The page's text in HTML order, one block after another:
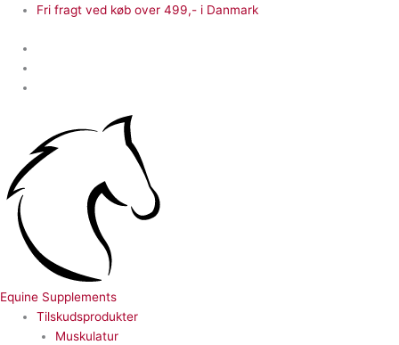
indholdet
Fri fragt ved køb over 499,- i Danmark
Equine Supplements
Tilskudsprodukter
Muskulatur
Multi
antal